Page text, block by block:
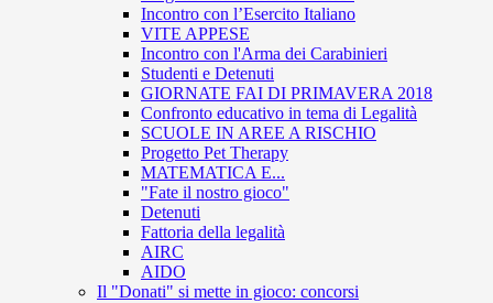
Incontro con l’Esercito Italiano
VITE APPESE
Incontro con l'Arma dei Carabinieri
Studenti e Detenuti
GIORNATE FAI DI PRIMAVERA 2018
Confronto educativo in tema di Legalità
SCUOLE IN AREE A RISCHIO
Progetto Pet Therapy
MATEMATICA E...
"Fate il nostro gioco"
Detenuti
Fattoria della legalità
AIRC
AIDO
Il "Donati" si mette in gioco: concorsi